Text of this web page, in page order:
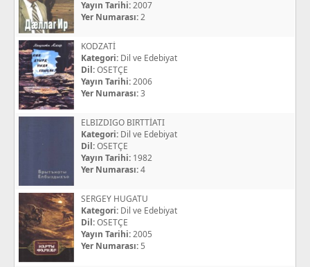
Yayın Tarihi:2007
Yer Numarası:2
KODZATİ
Kategori: Dil ve Edebiyat
Dil:OSETÇE
Yayın Tarihi:2006
Yer Numarası:3
ELBIZDIGO BIRTTİATI
Kategori: Dil ve Edebiyat
Dil:OSETÇE
Yayın Tarihi: 1982
Yer Numarası:4
SERGEY HUGATU
Kategori: Dil ve Edebiyat
Dil:OSETÇE
Yayın Tarihi:2005
Yer Numarası: 5